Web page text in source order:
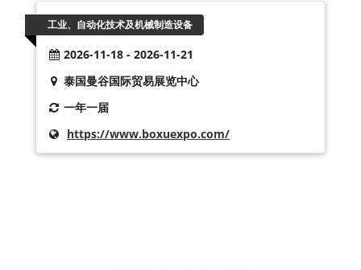
工业、自动化技术及机械制造设备
2026-11-18 - 2026-11-21
泰国曼谷国际贸易展览中心
一年一届
https://www.boxuexpo.com/